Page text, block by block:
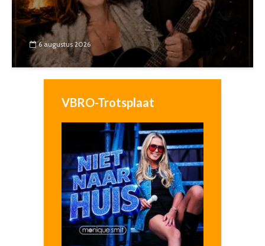
6 augustus 2026
VBRO-Trotsplaat